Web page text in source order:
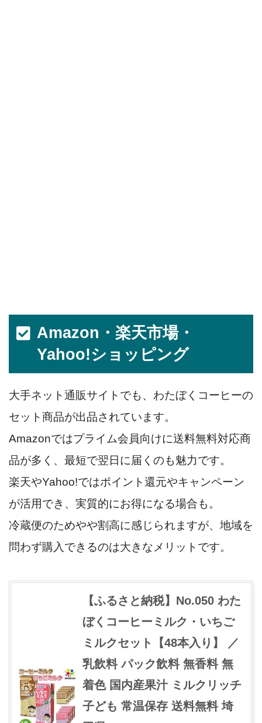
Amazon・楽天市場・
Yahoo!ショッピング
大手ネット通販サイトでも、わたぼくコーヒーの
セット商品が出品されています。
Amazonではプライム会員向けに送料無料対応商
品が多く、最短で翌日に届くのも魅力です。
楽天やYahoo!ではポイント還元やキャンペーン
が活用でき、実質的にお得になる場合も。
冷蔵便のためやや割高に感じられますが、地域を
問わず購入できるのは大きなメリットです。
【ふるさと納税】No.050 わた
ぼくコーヒーミルク・いちご
ミルクセット【48本入り】 ／
乳飲料 パック飲料 無香料 無
着色 国内産果汁 ミルクリッチ
子ども 常温保存 送料無料 埼